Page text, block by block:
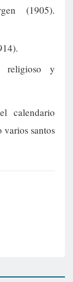
(1905).
religioso y
calendario
santos